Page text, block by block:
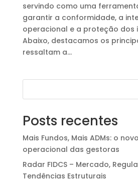
servindo como uma
garantir a conformidade, a
operacional e a proteção dos
Abaixo, destacamos os
ressaltam a...
Posts recentes
Mais Fundos, Mais ADMs: o
operacional das gestoras
Radar FIDCS – Mercado,
Tendências Estruturais